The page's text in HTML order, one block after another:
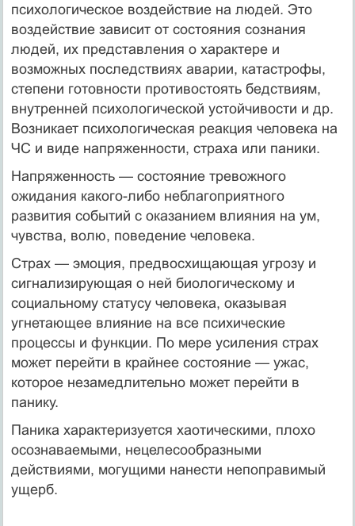
психологическое воздействие на людей. Это
воздействие зависит от состояния сознания
людей, их представления о характере и
возможных последствиях аварии, катастрофы,
степени готовности противостоять бедствиям,
внутренней психологической устойчивости и др.
Возникает психологическая реакция человека на
ЧС и виде напряженности, страха или паники.
Напряженность — состояние тревожного
ожидания какого-либо неблагоприятного
развития событий с оказанием влияния на ум,
чувства, волю, поведение человека.
Страх — эмоция, предвосхищающая угрозу и
сигнализирующая о ней биологическому и
социальному статусу человека, оказывая
угнетающее влияние на все психические
процессы и функции. По мере усиления страх
может перейти в крайнее состояние — ужас,
которое незамедлительно может перейти в
панику.
Паника характеризуется хаотическими, плохо
осознаваемыми, нецелесообразными
действиями, могущими нанести непоправимый
ущерб.